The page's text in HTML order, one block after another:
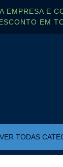
EMPRESA E
EM
VER TODAS